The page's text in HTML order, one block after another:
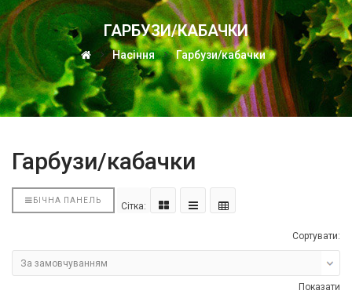
ГАРБУЗИ/КАБАЧКИ
Насіння Гарбузи/кабачки
Гарбузи/кабачки
БІЧНА ПАНЕЛЬ
Сітка:
Сортувати:
Показати